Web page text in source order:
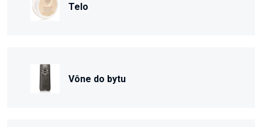
Telo
Vône do bytu